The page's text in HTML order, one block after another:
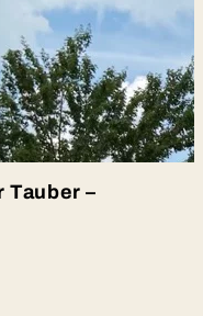
Tauber –